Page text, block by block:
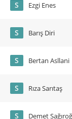
S Ezgi Enes
S Barış Diri
S Bertan Asllani
S Rıza Sarıtaş
S Demet